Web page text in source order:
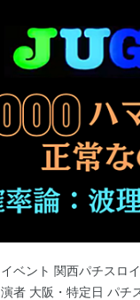
ベント 関西パチスロ
者 大阪・特定日 パチ